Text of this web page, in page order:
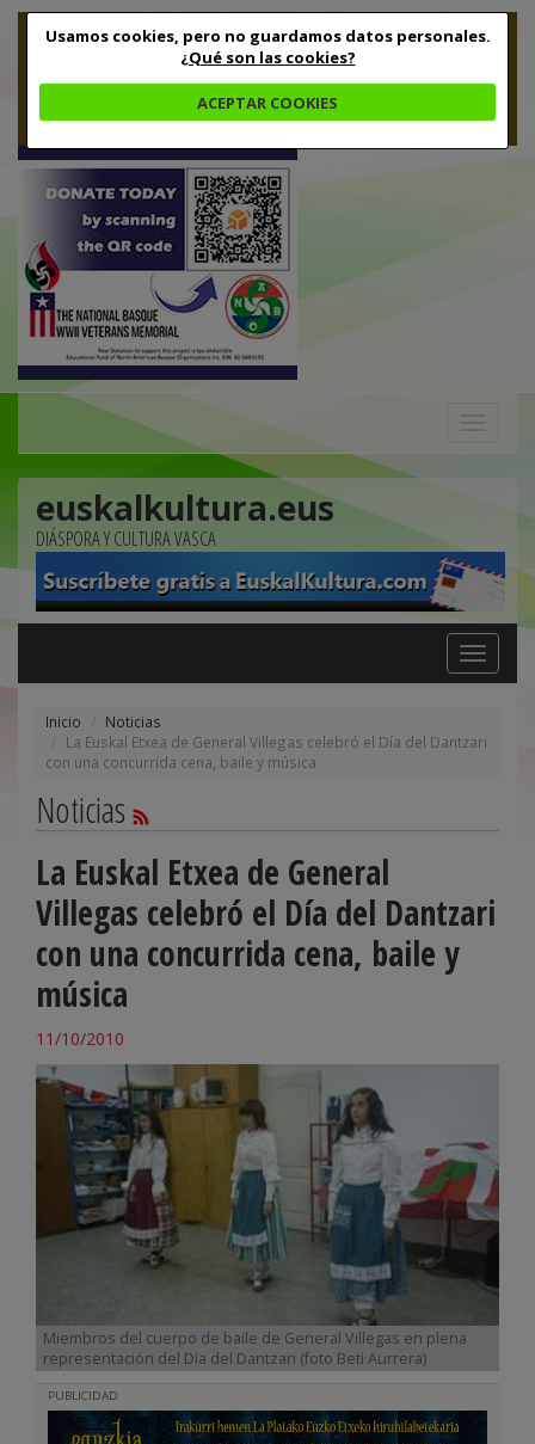
Usamos cookies, pero no guardamos datos personales.
¿Qué son las cookies?
ACEPTAR COOKIES
euskalkultura.eus
DIÁSPORA Y CULTURA VASCA
Toggle
navigation
Inicio
Noticias
La Euskal Etxea de General Villegas celebró el Día del Dantzari
con una concurrida cena, baile y música
Noticias
La Euskal Etxea de General
Villegas celebró el Día del Dantzari
con una concurrida cena, baile y
música
11/10/2010
Miembros del cuerpo de baile de General Villegas en plena
representación del Día del Dantzari (foto Beti Aurrera)
PUBLICIDAD